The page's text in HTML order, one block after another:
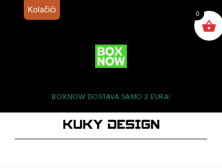
BOXNOW DOSTAVA SAMO 2 EURA!
0
Kolačići